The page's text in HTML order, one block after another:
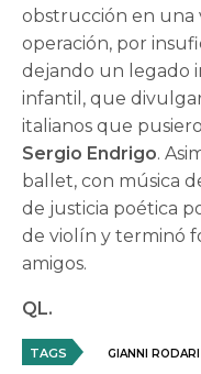
obstrucción en una
operación, por
dejando un legado
infantil, que
italianos que
Sergio Endrigo.
ballet, con música
de justicia poética
de violín y terminó
amigos.
QL.
TAGS GIANNI RODARI